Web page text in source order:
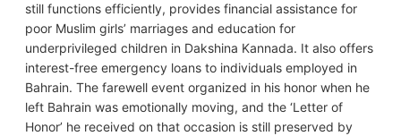
still functions efficiently, provides financial assistance for
poor Muslim girls’ marriages and education for
underprivileged children in Dakshina Kannada. It also offers
interest-free emergency loans to individuals employed in
Bahrain. The farewell event organized in his honor when he
left Bahrain was emotionally moving, and the ‘Letter of
Honor’ he received on that occasion is still preserved by